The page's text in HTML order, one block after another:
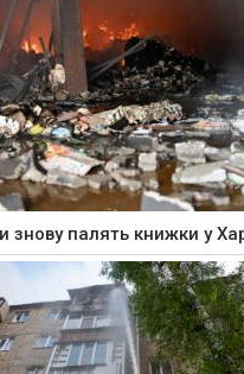
знову палять книжки у